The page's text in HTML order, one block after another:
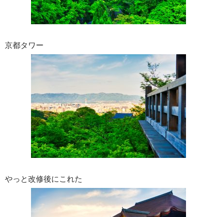
京都タワー
やっと改修後にこれた